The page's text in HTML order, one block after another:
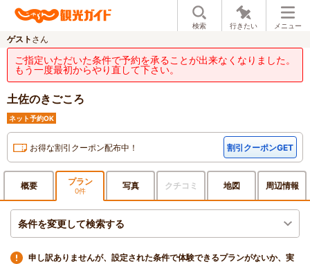
検索 行きたい メニュー
ゲスト さん
ご指定いただいた条件で予約を承ることが出来なくなりました。
もう一度最初からやり直して下さい。
土佐のきごころ
ネット予約OK
お得な割引クーポン配布中！ 割引クーポンGET
概要 プラン
0件 写真 クチコミ 地図 周辺情報
条件を変更して検索する
申し訳ありませんが、設定された条件で体験できるプランがないか、実